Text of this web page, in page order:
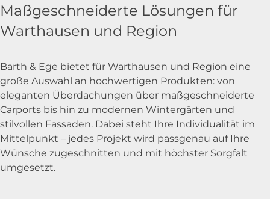
Maßgeschneiderte Lösungen für
Warthausen und Region
Barth & Ege bietet für Warthausen und Region eine
große Auswahl an hochwertigen Produkten: von
eleganten Überdachungen über maßgeschneiderte
Carports bis hin zu modernen Wintergärten und
stilvollen Fassaden. Dabei steht Ihre Individualität im
Mittelpunkt – jedes Projekt wird passgenau auf Ihre
Wünsche zugeschnitten und mit höchster Sorgfalt
umgesetzt.